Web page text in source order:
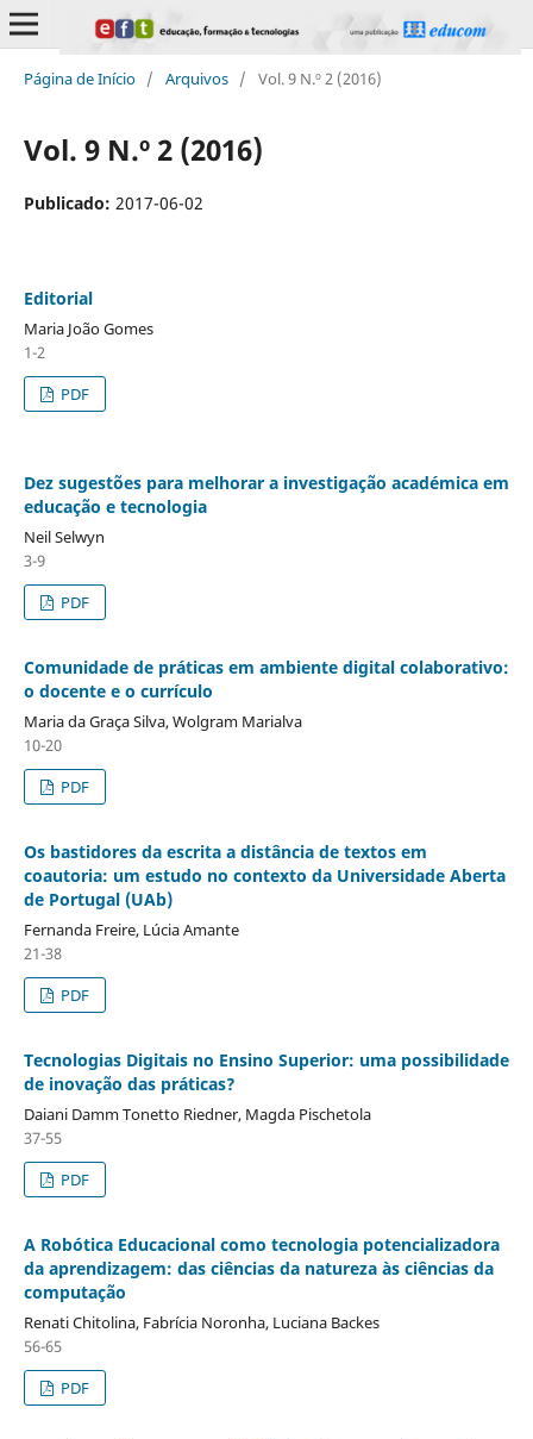
Página de Início / Arquivos / Vol. 9 N.º 2 (2016)
Vol. 9 N.º 2 (2016)
Publicado: 2017-06-02
Editorial
Maria João Gomes
1-2
PDF
Dez sugestões para melhorar a investigação académica em
educação e tecnologia
Neil Selwyn
3-9
PDF
Comunidade de práticas em ambiente digital colaborativo:
o docente e o currículo
Maria da Graça Silva, Wolgram Marialva
10-20
PDF
Os bastidores da escrita a distância de textos em
coautoria: um estudo no contexto da Universidade Aberta
de Portugal (UAb)
Fernanda Freire, Lúcia Amante
21-38
PDF
Tecnologias Digitais no Ensino Superior: uma possibilidade
de inovação das práticas?
Daiani Damm Tonetto Riedner, Magda Pischetola
37-55
PDF
A Robótica Educacional como tecnologia potencializadora
da aprendizagem: das ciências da natureza às ciências da
computação
Renati Chitolina, Fabrícia Noronha, Luciana Backes
56-65
PDF